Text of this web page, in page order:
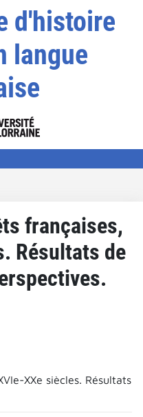
d'histoire
langue
françaises,
Résultats de
XXe siècles. Résultats